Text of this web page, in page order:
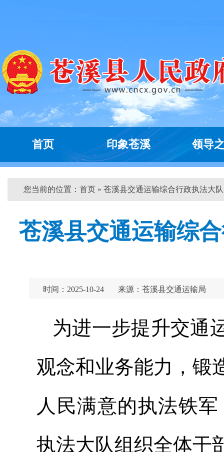
首页 印象苍溪 领导
您当前的位置： 首页 » 苍溪县交通运输综合行政执法大
苍溪县交通运输综
时间：2025-10-24 来源：苍溪县交通运输局
为进一步提升交通
观念和业务能力，锻
人民满意的执法铁
执法大队组织全体干